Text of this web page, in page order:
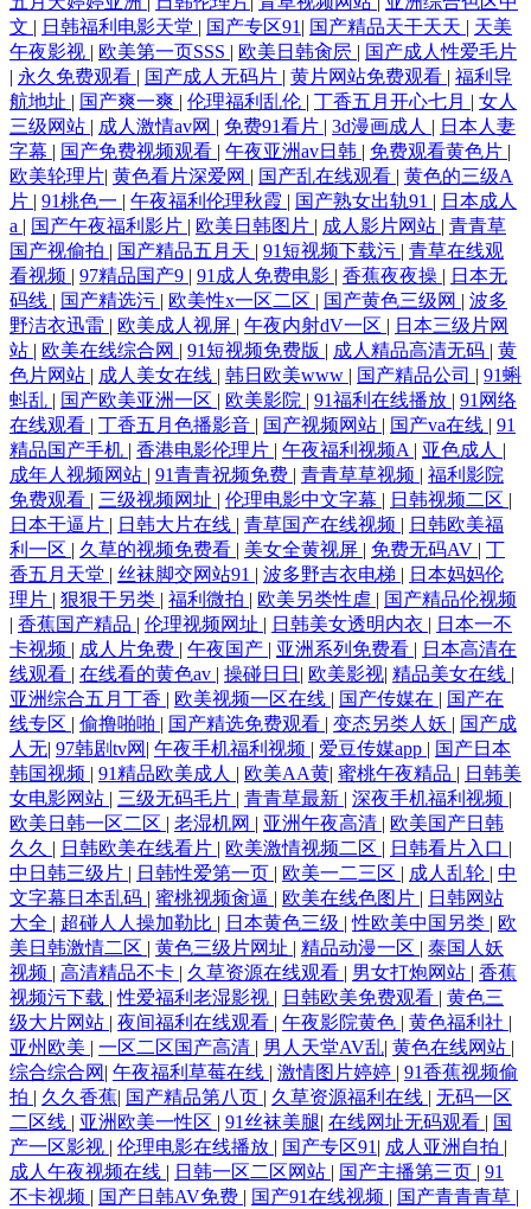
文 | 日韩福利电影天堂 | 国产专区91 | 国产精品天干天天 | 天美
午夜影视 | 欧美第一页SSS | 欧美日韩肏屄 | 国产成人性爱毛片
| 永久免费观看 | 国产成人无码片 | 黄片网站免费观看 | 福利导
航地址 | 国产爽一爽 | 伦理福利乱伦 | 丁香五月开心七月 | 女人
三级网站 | 成人激情av网 | 免费91看片 | 3d漫画成人 | 日本人妻
字幕 | 国产免费视频观看 | 午夜亚洲av日韩 | 免费观看黄色片 |
欧美轮理片| 黄色看片深爱网 | 国产乱在线观看 | 黄色的三级A
片 | 91桃色一 | 午夜福利伦理秋霞 | 国产熟女出轨91 | 日本成人
a | 国产午夜福利影片 | 欧美日韩图片 | 成人影片网站 | 青青草
国产视偷拍 | 国产精品五月天 | 91短视频下载污 | 青草在线观
看视频 | 97精品国产9 | 91成人免费电影 | 香蕉夜夜操 | 日本无
码线 | 国产精选污 | 欧美性x一区二区 | 国产黄色三级网 | 波多
野洁衣迅雷 | 欧美成人视屏 | 午夜内射dV一区 | 日本三级片网
站 | 欧美在线综合网 | 91短视频免费版 | 成人精品高清无码 | 黄
色片网站 | 成人美女在线 | 韩日欧美www | 国产精品公司 | 91蝌
蚪乱 | 国产欧美亚洲一区 | 欧美影院 | 91福利在线播放 | 91网络
在线观看 | 丁香五月色播影音 | 国产视频网站 | 国产va在线 | 91
精品国产手机 | 香港电影伦理片 | 午夜福利视频A | 亚色成人 |
成年人视频网站 | 91青青祝频免费 | 青青草草视频 | 福利影院
免费观看 | 三级视频网址 | 伦理电影中文字幕 | 日韩视频二区 |
日本干逼片 | 日韩大片在线 | 青草国产在线视频 | 日韩欧美福
利一区 | 久草的视频免费看 | 美女全黄视屏 | 免费无码AV | 丁
香五月天堂 | 丝袜脚交网站91 | 波多野吉衣电梯 | 日本妈妈伦
理片 | 狠狠干另类 | 福利微拍 | 欧美另类性虐 | 国产精品伦视频
| 香蕉国产精品 | 伦理视频网址 | 日韩美女透明内衣 | 日本一不
卡视频 | 成人片免费 | 午夜国产 | 亚洲系列免费看 | 日本高清在
线观看 | 在线看的黄色av | 操碰日日 | 欧美影视| 精品美女在线 |
亚洲综合五月丁香 | 欧美视频一区在线 | 国产传媒在 | 国产在
线专区 | 偷撸啪啪 | 国产精选免费观看 | 变态另类人妖 | 国产成
人无| 97韩剧tv网 | 午夜手机福利视频 | 爱豆传媒app | 国产日本
韩国视频 | 91精品欧美成人 | 欧美AA黄| 蜜桃午夜精品 | 日韩美
女电影网站 | 三级无码毛片 | 青青草最新 | 深夜手机福利视频 |
欧美日韩一区二区 | 老湿机网 | 亚洲午夜高清 | 欧美国产日韩
久久 | 日韩欧美在线看片 | 欧美激情视频二区 | 日韩看片入口 |
中日韩三级片 | 日韩性爱第一页 | 欧美一二三区 | 成人乱轮 | 中
文字幕日本乱码 | 蜜桃视频肏逼 | 欧美在线色图片 | 日韩网站
大全 | 超碰人人操加勒比 | 日本黄色三级 |性欧美中国另类 | 欧
美日韩激情二区 | 黄色三级片网址 | 精品动漫一区 | 泰国人妖
视频 | 高清精品不卡 | 久草资源在线观看 | 男女打炮网站 | 香蕉
视频污下载 |性爱福利老湿影视 | 日韩欧美免费观看 | 黄色三
级大片网站 | 夜间福利在线观看 | 午夜影院黄色 | 黄色福利社 |
亚州欧美 | 一区二区国产高清 | 男人天堂AV乱| 黄色在线网站 |
综合综合网 | 午夜福利草莓在线 | 激情图片婷婷 | 91香蕉视频偷
拍 | 久久香蕉| 国产精品第八页 | 久草资源福利在线 | 无码一区
二区线 | 亚洲欧美一性区 | 91丝袜美腿| 在线网址无码观看 | 国
产一区影视 | 伦理电影在线播放 | 国产专区91 | 成人亚洲自拍 |
成人午夜视频在线 | 日韩一区二区网站 | 国产主播第三页 | 91
不卡视频 | 国产日韩AV免费 | 国产91在线视频 | 国产青青青草 |